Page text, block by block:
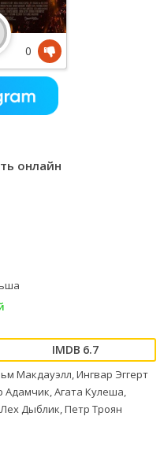
онлайн
6.7
Макдауэлл, Ингвар Эггерт
Агата Кулеша,
Дыблик, Петр Троян
0